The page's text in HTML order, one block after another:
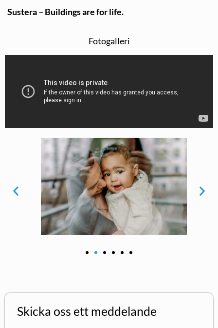
Sustera – Buildings are for life.
Fotogalleri
Skicka oss ett meddelande